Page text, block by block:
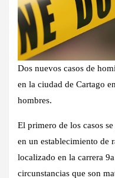
Dos nuevos casos de
en la ciudad de Cartago
hombres.
El primero de los casos
en un establecimiento de
localizado en la carrera
circunstancias que son